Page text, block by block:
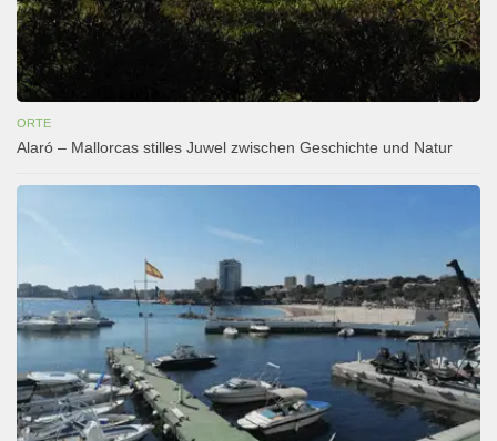
ORTE
Alaró – Mallorcas stilles Juwel zwischen Geschichte und Natur